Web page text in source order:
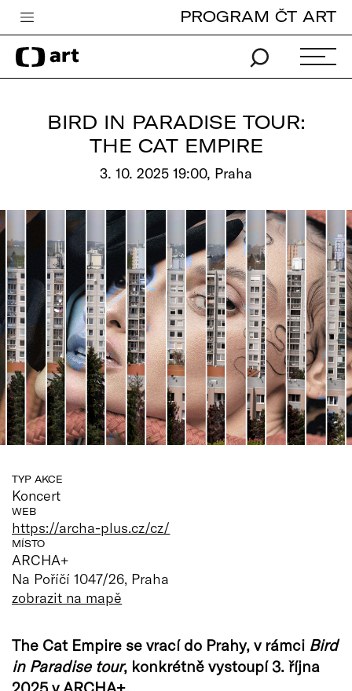
Česká televize
Zpravodajství
Vše o ČT
PROGRAM ČT ART
BIRD IN PARADISE TOUR:
THE CAT EMPIRE
3. 10. 2025 19:00, Praha
TYP AKCE
Koncert
WEB
https://archa-plus.cz/cz/
MÍSTO
ARCHA+
Na Poříčí 1047/26, Praha
zobrazit na mapě
The Cat Empire se vrací do Prahy, v rámci Bird
in Paradise tour, konkrétně vystoupí 3. října
2025 v ARCHA+.